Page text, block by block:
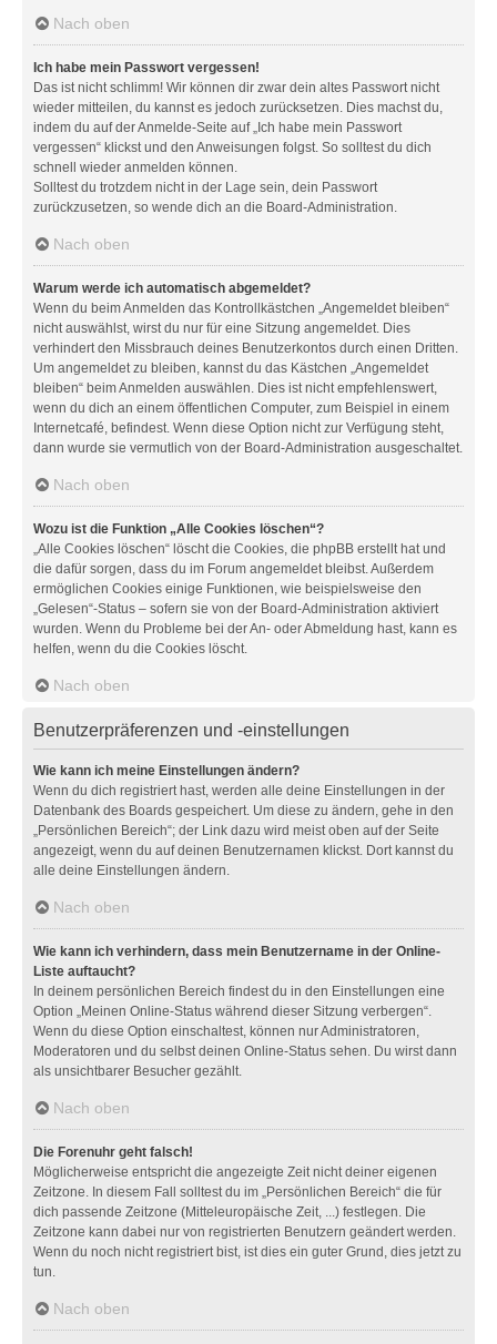
Nach oben
Ich habe mein Passwort vergessen!
Das ist nicht schlimm! Wir können dir zwar dein altes Passwort nicht
wieder mitteilen, du kannst es jedoch zurücksetzen. Dies machst du,
indem du auf der Anmelde-Seite auf „Ich habe mein Passwort
vergessen“ klickst und den Anweisungen folgst. So solltest du dich
schnell wieder anmelden können.
Solltest du trotzdem nicht in der Lage sein, dein Passwort
zurückzusetzen, so wende dich an die Board-Administration.
Nach oben
Warum werde ich automatisch abgemeldet?
Wenn du beim Anmelden das Kontrollkästchen „Angemeldet bleiben“
nicht auswählst, wirst du nur für eine Sitzung angemeldet. Dies
verhindert den Missbrauch deines Benutzerkontos durch einen Dritten.
Um angemeldet zu bleiben, kannst du das Kästchen „Angemeldet
bleiben“ beim Anmelden auswählen. Dies ist nicht empfehlenswert,
wenn du dich an einem öffentlichen Computer, zum Beispiel in einem
Internetcafé, befindest. Wenn diese Option nicht zur Verfügung steht,
dann wurde sie vermutlich von der Board-Administration ausgeschaltet.
Nach oben
Wozu ist die Funktion „Alle Cookies löschen“?
„Alle Cookies löschen“ löscht die Cookies, die phpBB erstellt hat und
die dafür sorgen, dass du im Forum angemeldet bleibst. Außerdem
ermöglichen Cookies einige Funktionen, wie beispielsweise den
„Gelesen“-Status – sofern sie von der Board-Administration aktiviert
wurden. Wenn du Probleme bei der An- oder Abmeldung hast, kann es
helfen, wenn du die Cookies löscht.
Nach oben
Benutzerpräferenzen und -einstellungen
Wie kann ich meine Einstellungen ändern?
Wenn du dich registriert hast, werden alle deine Einstellungen in der
Datenbank des Boards gespeichert. Um diese zu ändern, gehe in den
„Persönlichen Bereich“; der Link dazu wird meist oben auf der Seite
angezeigt, wenn du auf deinen Benutzernamen klickst. Dort kannst du
alle deine Einstellungen ändern.
Nach oben
Wie kann ich verhindern, dass mein Benutzername in der Online-
Liste auftaucht?
In deinem persönlichen Bereich findest du in den Einstellungen eine
Option „Meinen Online-Status während dieser Sitzung verbergen“.
Wenn du diese Option einschaltest, können nur Administratoren,
Moderatoren und du selbst deinen Online-Status sehen. Du wirst dann
als unsichtbarer Besucher gezählt.
Nach oben
Die Forenuhr geht falsch!
Möglicherweise entspricht die angezeigte Zeit nicht deiner eigenen
Zeitzone. In diesem Fall solltest du im „Persönlichen Bereich“ die für
dich passende Zeitzone (Mitteleuropäische Zeit, ...) festlegen. Die
Zeitzone kann dabei nur von registrierten Benutzern geändert werden.
Wenn du noch nicht registriert bist, ist dies ein guter Grund, dies jetzt zu
tun.
Nach oben